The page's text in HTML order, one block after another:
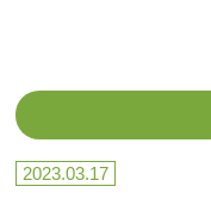
2023.03.17